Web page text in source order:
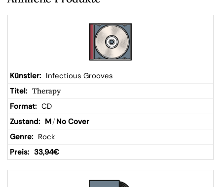
Infectious Grooves
Therapy
CD
M/ No Cover
Rock
33,94€